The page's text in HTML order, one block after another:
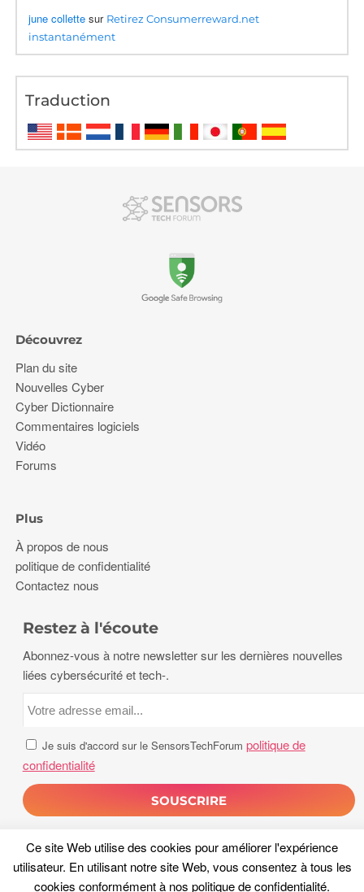
june collette sur Retirez Consumerreward.net
instantanément
Traduction
Ce site Web utilise des cookies pour améliorer l'expérience
utilisateur. En utilisant notre site Web, vous consentez à tous les
cookies conformément à nos politique de confidentialité.
Découvrez
Plan du site
Nouvelles Cyber
Cyber Dictionnaire
Commentaires logiciels
Vidéo
Forums
Plus
À propos de nous
politique de confidentialité
Contactez nous
Restez à l'écoute
Abonnez-vous à notre newsletter sur les dernières nouvelles
liées cybersécurité et tech-.
Je suis d'accord sur le SensorsTechForum politique de
confidentialité